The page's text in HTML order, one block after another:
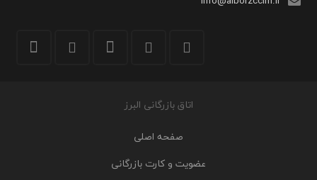
اتاق بازرگانی البرز
صفحه اصلی
عضویت و کارت بازرگانی